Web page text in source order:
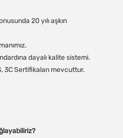
20 yılı aşkın
dayalı kalite sistemi.
3C Sertifikaları mevcuttur.
5. hangi hizmetleri sağlayabiliriz?